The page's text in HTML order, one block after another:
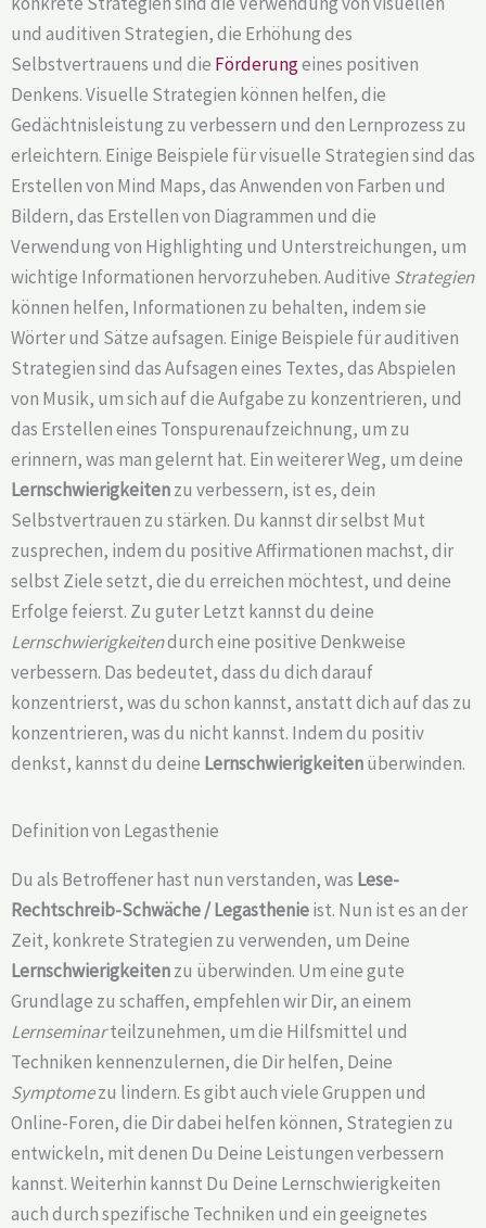
und auditiven Strategien, die Erhöhung des
Selbstvertrauens und die Förderungeines positiven
Denkens. Visuelle Strategien können helfen, die
Gedächtnisleistung zu verbessern und den Lernprozess zu
erleichtern. Einige Beispiele für visuelle Strategien sind das
Erstellen von Mind Maps, das Anwenden von Farben und
Bildern, das Erstellen von Diagrammen und die
Verwendung von Highlighting und Unterstreichungen, um
wichtige Informationen hervorzuheben. Auditive Strategien
können helfen, Informationen zu behalten, indem sie
Wörter und Sätze aufsagen. Einige Beispiele für auditiven
Strategien sind das Aufsagen eines Textes, das Abspielen
von Musik, um sich auf die Aufgabe zu konzentrieren, und
das Erstellen eines Tonspurenaufzeichnung, um zu
erinnern, was man gelernt hat. Ein weiterer Weg, um deine
Lernschwierigkeitenzu verbessern, ist es, dein
Selbstvertrauen zu stärken. Du kannst dir selbst Mut
zusprechen, indem du positive Affirmationen machst, dir
selbst Ziele setzt, die du erreichen möchtest, und deine
Erfolge feierst. Zu guter Letzt kannst du deine
Lernschwierigkeitendurch eine positive Denkweise
verbessern. Das bedeutet, dass du dich darauf
konzentrierst, was du schon kannst, anstatt dich auf das zu
konzentrieren, was du nicht kannst. Indem du positiv
denkst, kannst du deine Lernschwierigkeitenüberwinden.
Definition von Legasthenie
Du als Betroffener hast nun verstanden, was Lese-
Rechtschreib-Schwäche /Legasthenieist. Nun ist es an der
Zeit, konkrete Strategien zu verwenden, um Deine
Lernschwierigkeitenzu überwinden. Um eine gute
Grundlage zu schaffen, empfehlen wir Dir, an einem
Lernseminarteilzunehmen, um die Hilfsmittel und
Techniken kennenzulernen, die Dir helfen, Deine
Symptomezu lindern. Es gibt auch viele Gruppen und
Online-Foren, die Dir dabei helfen können, Strategien zu
entwickeln, mit denen Du Deine Leistungen verbessern
kannst. Weiterhin kannst Du Deine Lernschwierigkeiten
auch durch spezifische Techniken und ein geeignetes